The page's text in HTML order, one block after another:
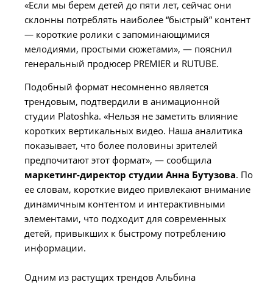
«Если мы берем детей до пяти лет, сейчас они
склонны потреблять наиболее “быстрый” контент
— короткие ролики с запоминающимися
мелодиями, простыми сюжетами», — пояснил
генеральный продюсер PREMIER и RUTUBE.
Подобный формат несомненно является
трендовым, подтвердили в анимационной
студии Platoshka. «Нельзя не заметить влияние
коротких вертикальных видео. Наша аналитика
показывает, что более половины зрителей
предпочитают этот формат», — сообщила
маркетинг-директор студии Анна Бутузова. По
ее словам, короткие видео привлекают внимание
динамичным контентом и интерактивными
элементами, что подходит для современных
детей, привыкших к быстрому потреблению
информации.
Одним из растущих трендов Альбина